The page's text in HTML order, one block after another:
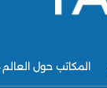
المكاتب حول العالم